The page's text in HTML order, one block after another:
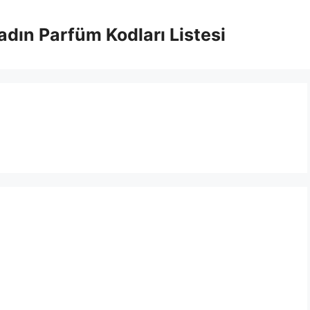
Parfüm Kodları Listesi